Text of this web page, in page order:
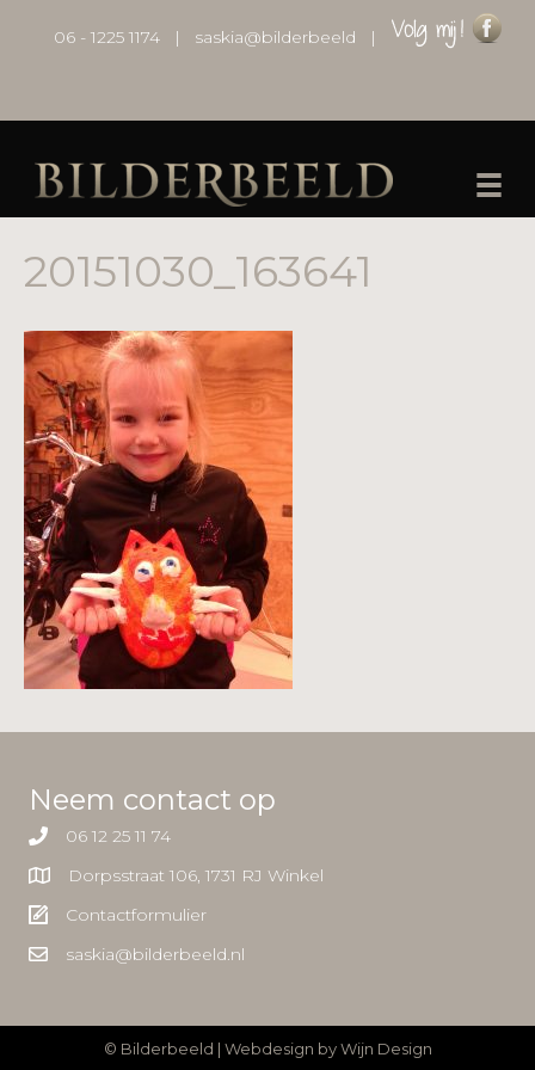
06 - 1225 1174 | saskia@bilderbeeld |
20151030_163641
Neem contact op
06 12 25 11 74
Dorpsstraat 106, 1731 RJ Winkel
Contactformulier
saskia@bilderbeeld.nl
© Bilderbeeld | Webdesign byWijn Design